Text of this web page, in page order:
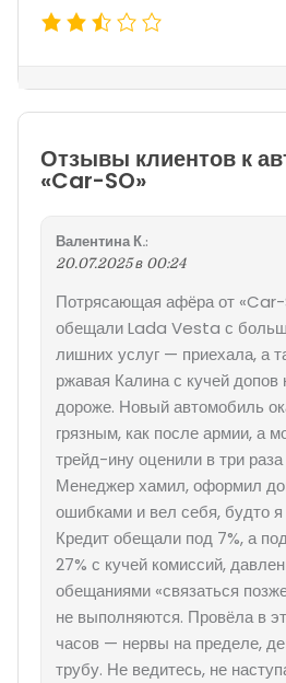
Отзывы клиентов к
«Car-SO»
Валентина К.:
20.07.2025 в 00:24
Потрясающая афёра от
обещали Lada Vesta с
лишних услуг — приехала, а
ржавая Калина с кучей
дороже. Новый автомобиль
грязным, как после армии, а
трейд-ину оценили в три
Менеджер хамил, оформил
ошибками и вел себя, будто
Кредит обещали под 7%, а
27% с кучей комиссий,
обещаниями «связаться
не выполняются. Провёла в
часов — нервы на пределе,
трубу. Не ведитесь, не